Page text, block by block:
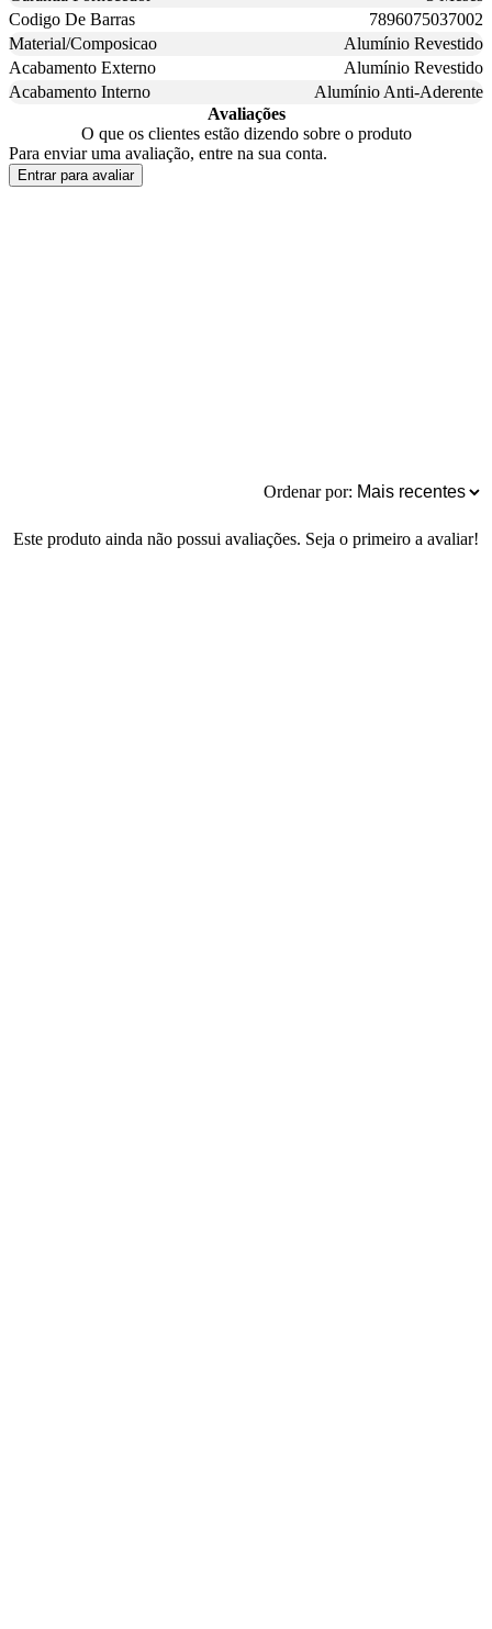
Codigo De Barras
7896075037002
Material/Composicao
Alumínio Revestido
Acabamento Externo
Alumínio Revestido
Acabamento Interno
Alumínio Anti-Aderente
Avaliações
O que os clientes estão dizendo sobre o produto
Para enviar uma avaliação, entre na sua conta.
Entrar para avaliar
Ordenar por:
Este produto ainda não possui avaliações. Seja o primeiro a avaliar!